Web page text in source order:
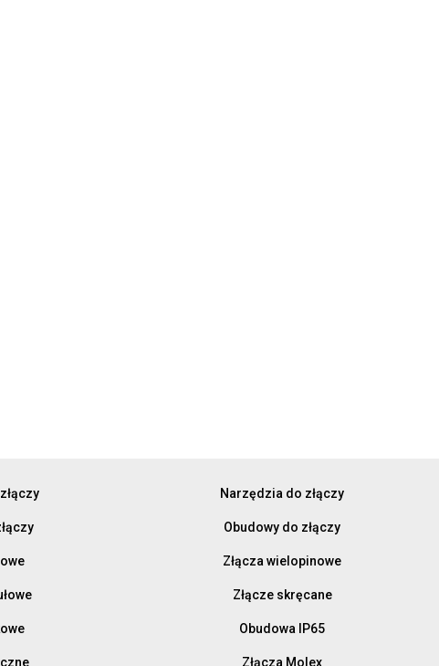
Narzędzia do złączy
Obudowy do złączy
Złącza wielopinowe
Złącze skręcane
Obudowa IP65
Złącza Molex